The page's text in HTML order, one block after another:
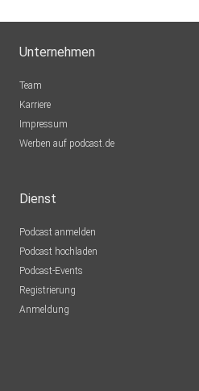
Unternehmen
Team
Karriere
Impressum
Werben auf podcast.de
Dienst
Podcast anmelden
Podcast hochladen
Podcast-Events
Registrierung
Anmeldung